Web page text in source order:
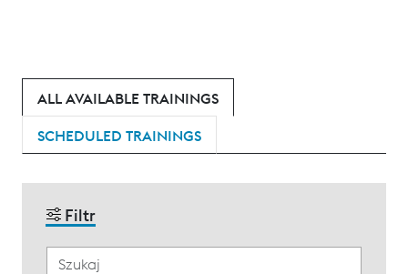
ALL AVAILABLE TRAININGS
SCHEDULED TRAININGS
Filtr